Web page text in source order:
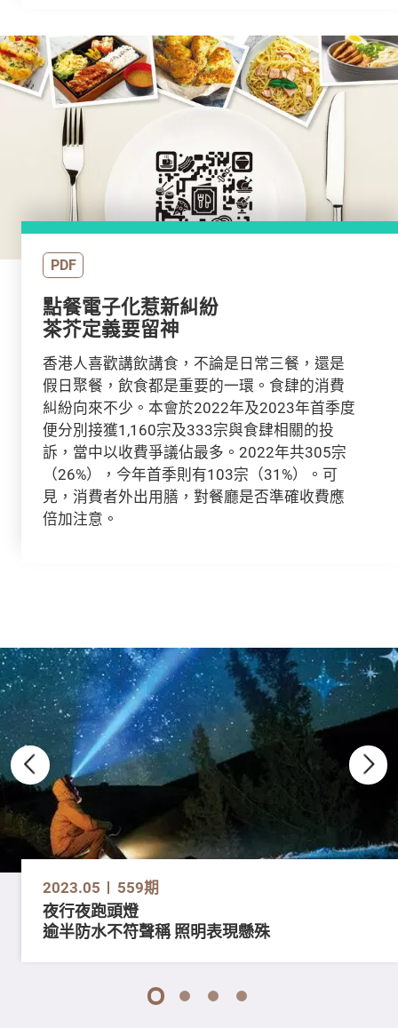
PDF
點餐電子化惹新糾紛
茶芥定義要留神
香港人喜歡講飲講食，不論是日常三餐，還是
假日聚餐，飲食都是重要的一環。食肆的消費
糾紛向來不少。本會於2022年及2023年首季度
便分別接獲1,160宗及333宗與食肆相關的投
訴，當中以收費爭議佔最多。2022年共305宗
（26%），今年首季則有103宗（31%）。可
見，消費者外出用膳，對餐廳是否準確收費應
倍加注意。
2023.05 559期
夜行夜跑頭燈
逾半防水不符聲稱 照明表現懸殊
1 2 3 4